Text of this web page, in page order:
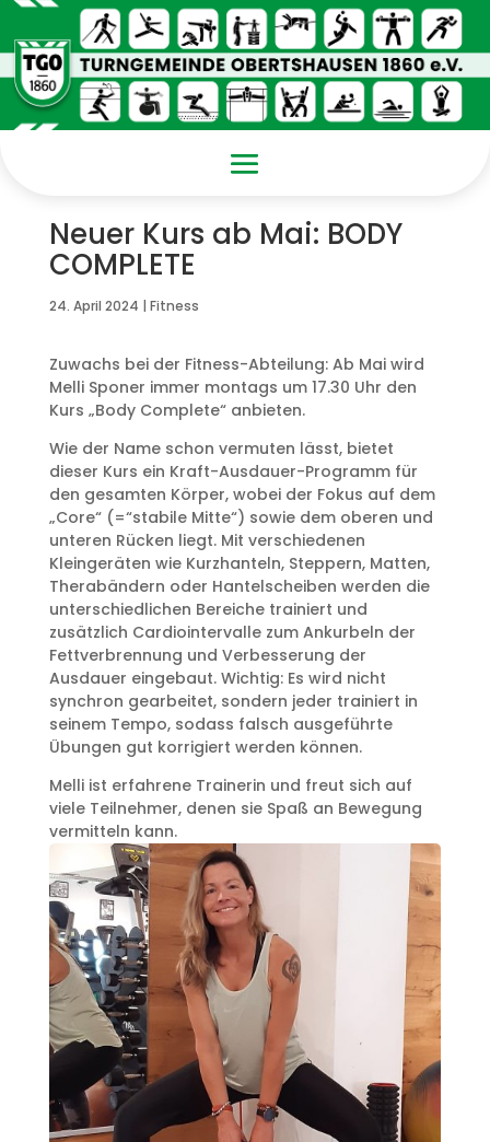
Neuer Kurs ab Mai: BODY
COMPLETE
24. April 2024 | Fitness
Zuwachs bei der Fitness-Abteilung: Ab Mai wird
Melli Sponer immer montags um 17.30 Uhr den
Kurs „Body Complete“ anbieten.
Wie der Name schon vermuten lässt, bietet
dieser Kurs ein Kraft-Ausdauer-Programm für
den gesamten Körper, wobei der Fokus auf dem
„Core“ (=“stabile Mitte“) sowie dem oberen und
unteren Rücken liegt. Mit verschiedenen
Kleingeräten wie Kurzhanteln, Steppern, Matten,
Therabändern oder Hantelscheiben werden die
unterschiedlichen Bereiche trainiert und
zusätzlich Cardiointervalle zum Ankurbeln der
Fettverbrennung und Verbesserung der
Ausdauer eingebaut. Wichtig: Es wird nicht
synchron gearbeitet, sondern jeder trainiert in
seinem Tempo, sodass falsch ausgeführte
Übungen gut korrigiert werden können.
Melli ist erfahrene Trainerin und freut sich auf
viele Teilnehmer, denen sie Spaß an Bewegung
vermitteln kann.